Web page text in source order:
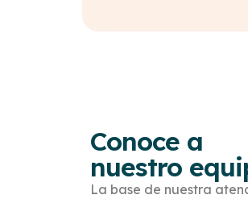
Conoce a
nuestro
La base de nuestra